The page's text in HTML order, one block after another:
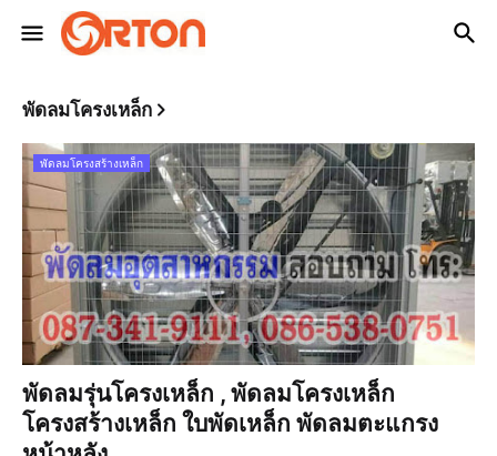
พัดลมโครงเหล็ก
พัดลมโครงสร้างเหล็ก
พัดลมรุ่นโครงเหล็ก , พัดลมโครงเหล็ก
โครงสร้างเหล็ก ใบพัดเหล็ก พัดลมตะแกรง